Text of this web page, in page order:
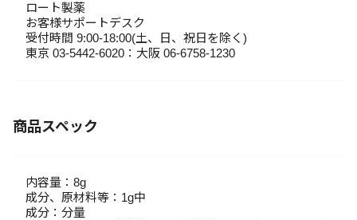
ロート製薬
お客様サポートデスク
受付時間 9:00‐18:00(土、日、祝日を除く)
東京 03-5442-6020：大阪 06-6758-1230
商品スペック
内容量：8g
成分、原材料等：1g中
成分：分量